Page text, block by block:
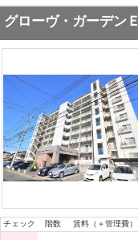
グローヴ・ガーデンＥ
チェック 階数 賃料（＋管理費）